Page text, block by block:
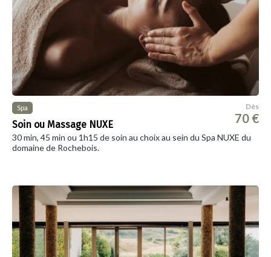
Spa
Soin ou Massage NUXE
Dès
70 €
30 min, 45 min ou 1h15 de soin au choix au sein du Spa NUXE du
domaine de Rochebois.